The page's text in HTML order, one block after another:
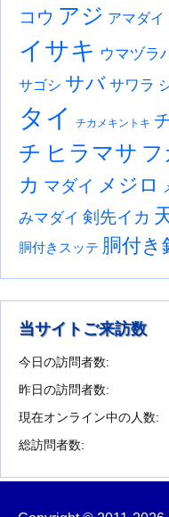
コウ アジ アマダイ
イサキ ウマヅラ
サゴシ サバ サワラ
タイ チカメキントキ
チ ヒラマサ フ
カ マダイ メジロ
みマダイ 剣先イカ
胴付きスッテ 胴付き
当サイトご来訪数
今日の訪問者数:
昨日の訪問者数:
現在オンライン中の人数:
総訪問者数: